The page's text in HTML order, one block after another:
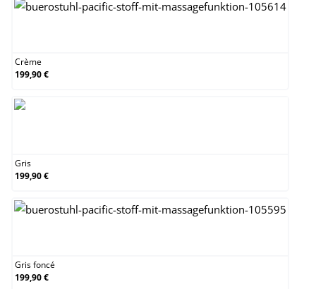
Crème
199,90 €
Gris
199,90 €
Gris foncé
199,90 €